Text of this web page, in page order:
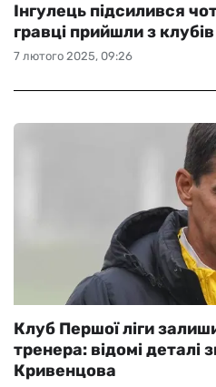
7 лютого 2025, 09:26
Інгулець підсилився
гравці прийшли з
Клуб Першої ліги
тренера: відомі деталі
Кривенцова